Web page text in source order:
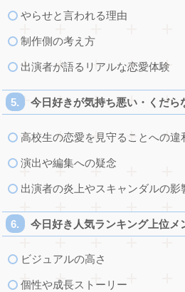
やらせと言われる理由
制作側の考え方
出演者が語るリアルな恋愛体験
今日好きが気持ち悪い・くだら
高校生の恋愛を見守ることへの違
演出や編集への疑念
出演者の炎上やスキャンダルの影
今日好き人気ランキング上位メ
ビジュアルの高さ
個性や成長ストーリー